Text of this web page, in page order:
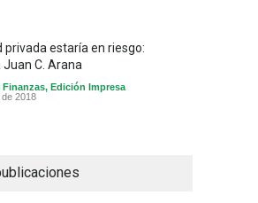
privada estaría en riesgo:
C. Arana
Finanzas, Edición Impresa
2018